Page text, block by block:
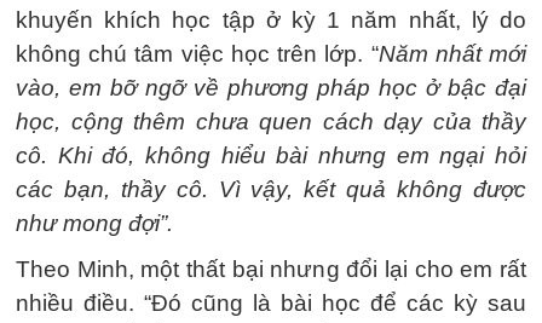
khuyến khích học tập ở kỳ 1 năm nhất, lý do
không chú tâm việc học trên lớp. “Năm nhất mới
vào, em bỡ ngỡ về phương pháp học ở bậc đại
học, cộng thêm chưa quen cách dạy của thầy
cô. Khi đó, không hiểu bài nhưng em ngại hỏi
các bạn, thầy cô. Vì vậy, kết quả không được
như mong đợi”.
Theo Minh, một thất bại nhưng đổi lại cho em rất
nhiều điều. “Đó cũng là bài học để các kỳ sau